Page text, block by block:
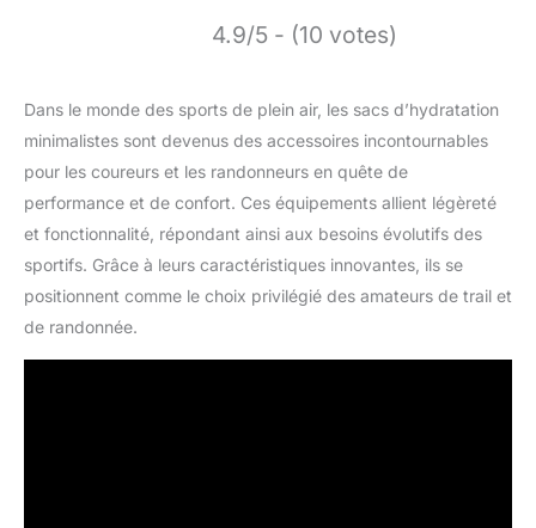
4.9/5 - (10 votes)
Dans le monde des sports de plein air, les sacs d’hydratation
minimalistes sont devenus des accessoires incontournables
pour les coureurs et les randonneurs en quête de
performance et de confort. Ces équipements allient légèreté
et fonctionnalité, répondant ainsi aux besoins évolutifs des
sportifs. Grâce à leurs caractéristiques innovantes, ils se
positionnent comme le choix privilégié des amateurs de trail et
de randonnée.